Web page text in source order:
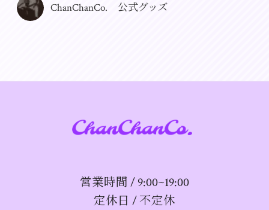
ChanChanCo. 公式グッズ
営業時間 / 9:00~19:00
定休日 / 不定休